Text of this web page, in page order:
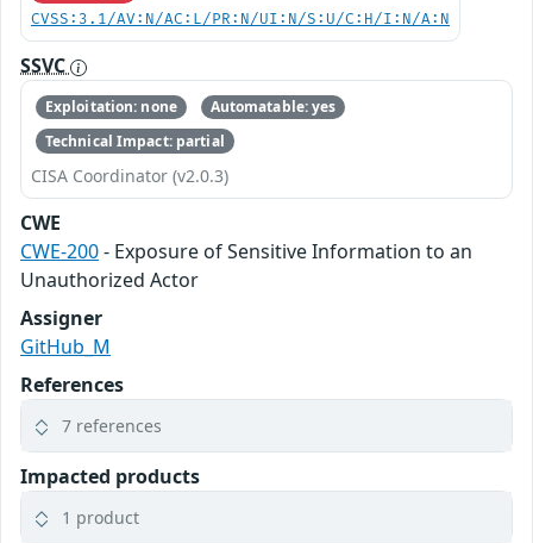
CVSS:3.1/AV:N/AC:L/PR:N/UI:N/S:U/C:H/I:N/A:N
SSVC
Exploitation: none
Automatable: yes
Technical Impact: partial
CISA Coordinator (v2.0.3)
CWE
CWE-200- Exposure of Sensitive Information to an
Unauthorized Actor
Assigner
GitHub_M
References
7 references
Impacted products
1 product